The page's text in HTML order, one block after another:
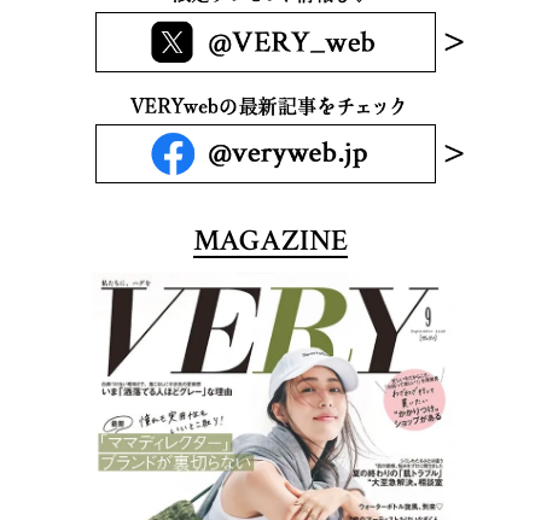
MAGAZINE